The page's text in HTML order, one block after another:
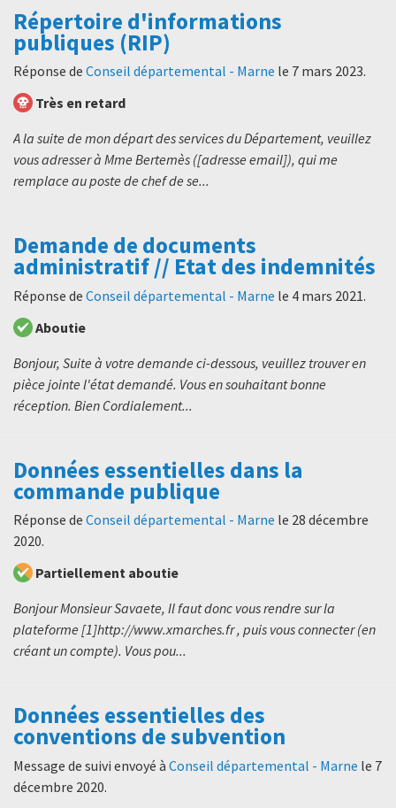
Répertoire d'informations
publiques (RIP)
Réponse de Conseil départemental - Marne le 7 mars 2023.
Très en retard
A la suite de mon départ des services du Département, veuillez
vous adresser à Mme Bertemès ([adresse email]), qui me
remplace au poste de chef de se...
Demande de documents
administratif // Etat des indemnités
Réponse de Conseil départemental - Marne le 4 mars 2021.
Aboutie
Bonjour, Suite à votre demande ci-dessous, veuillez trouver en
pièce jointe l'état demandé. Vous en souhaitant bonne
réception. Bien Cordialement...
Données essentielles dans la
commande publique
Réponse de Conseil départemental - Marne le 28 décembre
2020.
Partiellement aboutie
Bonjour Monsieur Savaete, Il faut donc vous rendre sur la
plateforme [1]http://www.xmarches.fr , puis vous connecter (en
créant un compte). Vous pou...
Données essentielles des
conventions de subvention
Message de suivi envoyé à Conseil départemental - Marne le 7
décembre 2020.